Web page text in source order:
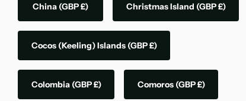
China (GBP £) Christmas Island (GBP £)
Cocos (Keeling) Islands (GBP £)
Colombia (GBP £) Comoros (GBP £)